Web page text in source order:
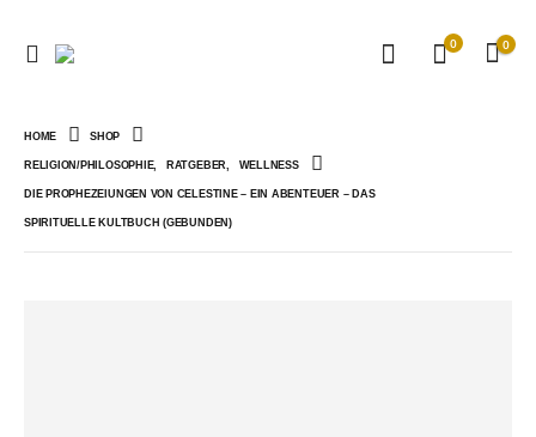
0 0
HOME SHOP
RELIGION/PHILOSOPHIE, RATGEBER, WELLNESS
DIE PROPHEZEIUNGEN VON CELESTINE – EIN ABENTEUER – DAS
SPIRITUELLE KULTBUCH (GEBUNDEN)